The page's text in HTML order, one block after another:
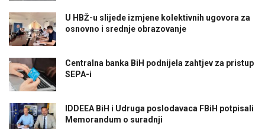
U HBŽ-u slijede izmjene kolektivnih ugovora za
osnovno i srednje obrazovanje
Centralna banka BiH podnijela zahtjev za pristup
SEPA-i
IDDEEA BiH i Udruga poslodavaca FBiH potpisali
Memorandum o suradnji